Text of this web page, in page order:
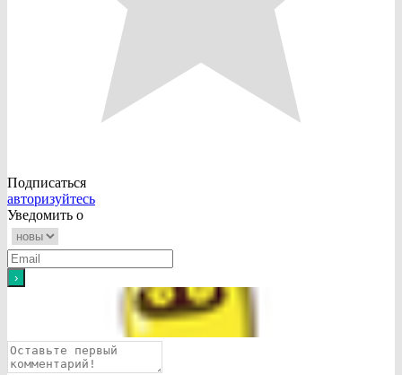
Подписаться
авторизуйтесь
Уведомить о